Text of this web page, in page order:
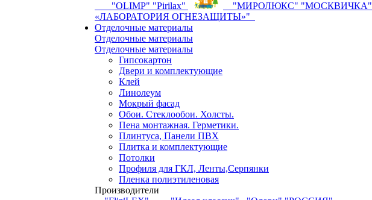
"OLIMP" "Pirilax" "МИРОЛЮКС" "МОСКВИЧКА"
«ЛАБОРАТОРИЯ ОГНЕЗАЩИТЫ»"
Отделочные материалы
Отделочные материалы
Отделочные материалы
Гипсокартон
Двери и комплектующие
Клей
Линолеум
Мокрый фасад
Обои. Стеклообои. Холсты.
Пена монтажная. Герметики.
Плинтуса, Панели ПВХ
Плитка и комплектующие
Потолки
Профиля для ГКЛ, Ленты,Серпянки
Пленка полиэтиленовая
Производители